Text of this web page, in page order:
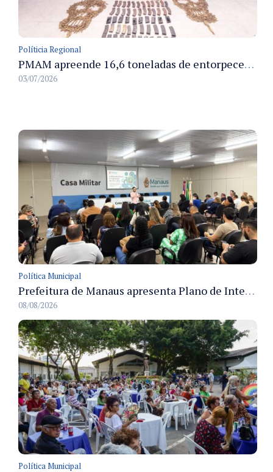
Políticia Regional
PMAM apreende 16,6 toneladas de entorpecentes e registra aumento nas prisões em flagrante e nas capturas de foragidos no primeiro semestre de 2026
03/07/2026
Política Municipal
Prefeitura de Manaus apresenta Plano de Integridade da CGM e qualifica servidores para governança e conformidade no biênio 2027-2028
08/08/2026
Política Municipal